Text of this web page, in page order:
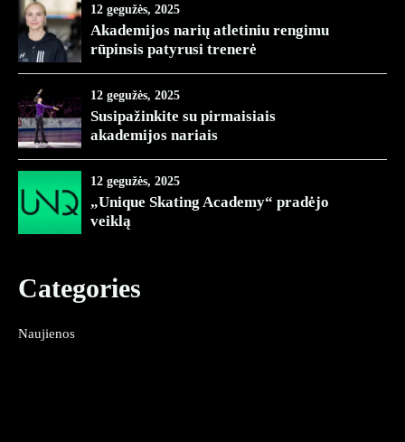
12 gegužės, 2025
Akademijos narių atletiniu rengimu
rūpinsis patyrusi trenerė
12 gegužės, 2025
Susipažinkite su pirmaisiais
akademijos nariais
12 gegužės, 2025
„Unique Skating Academy“ pradėjo
veiklą
Categories
Naujienos